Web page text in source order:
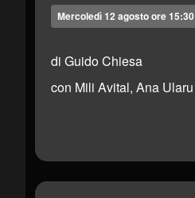
Mercoledì 12 agosto ore 15:30
di Guido Chiesa
con Mili Avital, Ana Ularu